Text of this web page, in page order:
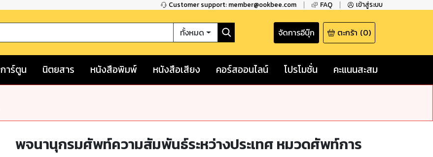
Customer support: member@ookbee.com FAQ เข้าสู่ระบบ
ทั้งหมด จัดการอีบุ๊ก ตะกร้า (0)
การ์ตูน นิตยสาร หนังสือพิมพ์ หนังสือเสียง คอร์สออนไลน์ โปรโมชั่น คะแนนสะสม
พจนานุกรมศัพท์ความสัมพันธ์ระหว่างประเทศ หมวดศัพท์การ